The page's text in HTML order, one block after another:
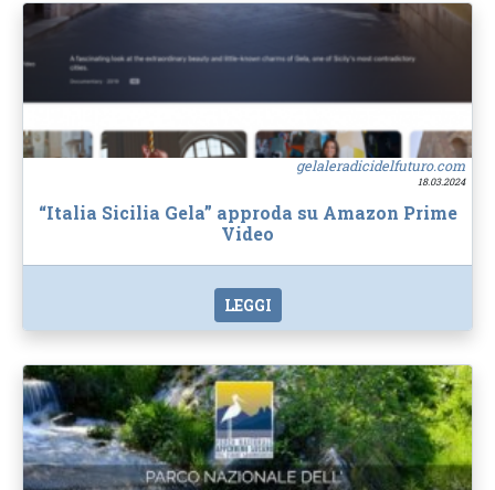
gelaleradicidelfuturo.com
18.03.2024
“Italia Sicilia Gela” approda su Amazon Prime
Video
LEGGI